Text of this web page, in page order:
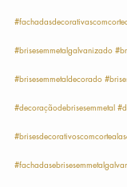
#brisesemmetalgalvanizado
#brisesemmetaldecorado
#decoraçãodebrisesemmetal